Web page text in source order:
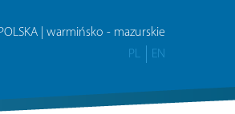
POLSKA | warmińsko - mazurskie
PL
EN